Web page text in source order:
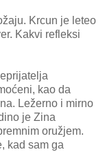
Krcun je leteo
Kakvi refleksi
kao da
Ležerno i mirno
je Zina
oružjem.
kad sam ga